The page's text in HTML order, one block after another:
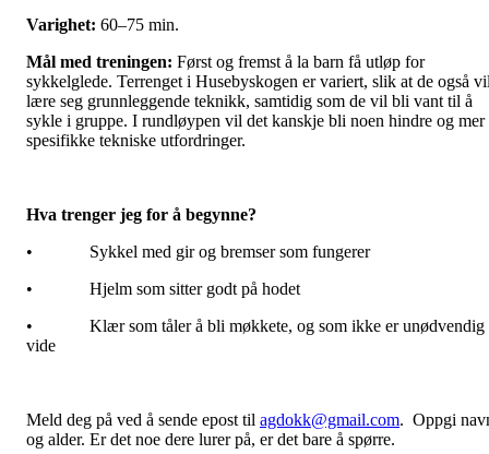
Varighet: 60–75 min.
Mål med treningen: Først og fremst å la barn få utløp for
sykkelglede. Terrenget i Husebyskogen er variert, slik at de også
lære seg grunnleggende teknikk, samtidig som de vil bli vant til å
sykle i gruppe. I rundløypen vil det kanskje bli noen hindre og mer
spesifikke tekniske utfordringer.
Hva trenger jeg for å begynne?
• Sykkel med gir og bremser som fungerer
• Hjelm som sitter godt på hodet
• Klær som tåler å bli møkkete, og som ikke er unødvendig
vide
Meld deg på ved å sende epost til agdokk@gmail.com. Oppgi
og alder. Er det noe dere lurer på, er det bare å spørre.